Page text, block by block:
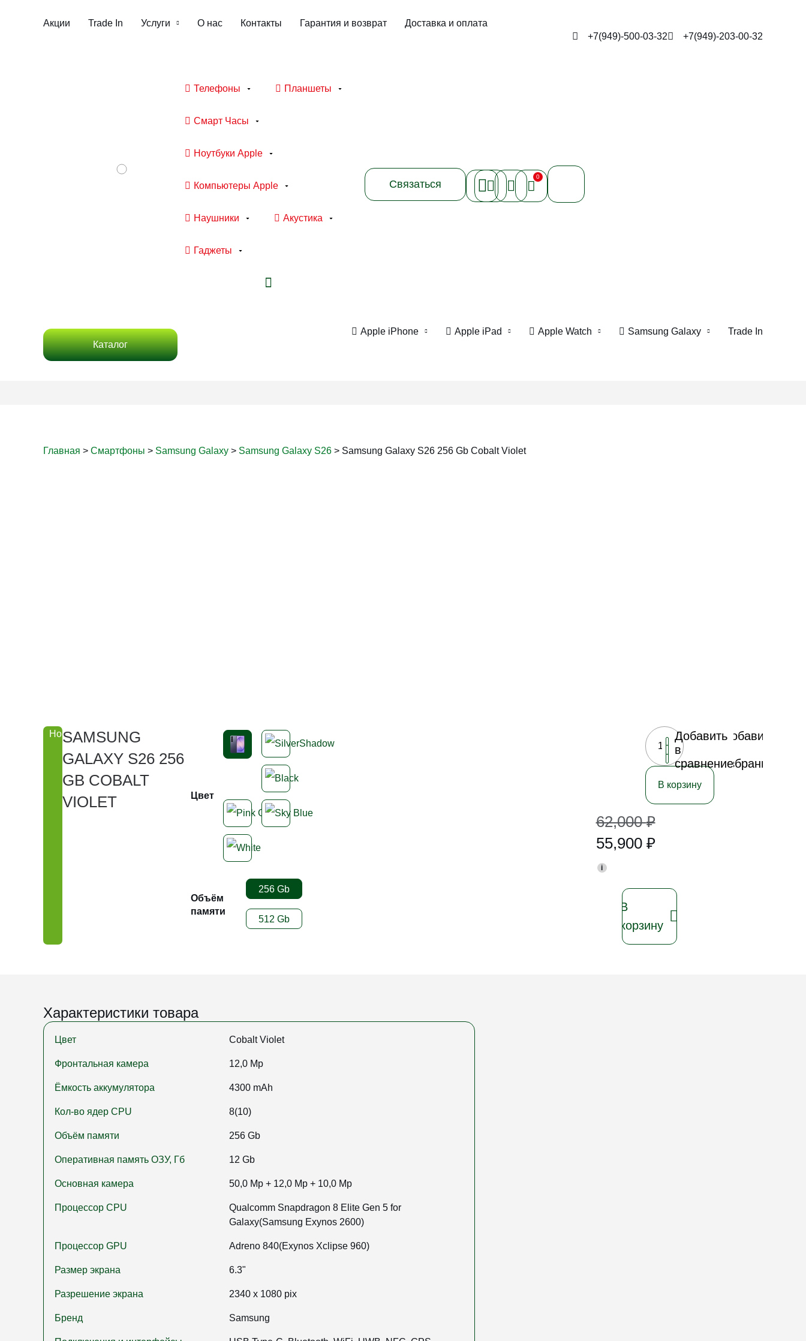
Акции Trade In Услуги О нас Контакты Гарантия и возврат
Доставка и оплата
+7(949)-500-03-32
+7(949)-203-00-32
Телефоны Планшеты
Смарт Часы
Ноутбуки Apple
Компьютеры Apple
Наушники Акустика
Гаджеты
Связаться
0
Каталог
Apple iPhone Apple iPad Apple Watch Samsung Galaxy Trade In
Главная > Смартфоны > Samsung Galaxy > Samsung Galaxy S26 > Samsung Galaxy S26 256 Gb Cobalt Violet
Новинка
SAMSUNG
GALAXY S26 256
GB COBALT
VIOLET
Цвет
Объём
памяти
256 Gb
512 Gb
62,000₽
55,900 ₽
i
В
корзину
В корзину
Добавить
в
сравнение
Добавить
избранное
Характеристики товара
Цвет Cobalt Violet
Фронтальная камера 12,0 Mp
Ёмкость аккумулятора 4300 mAh
Кол-во ядер CPU 8(10)
Объём памяти 256 Gb
Оперативная память ОЗУ, Гб 12 Gb
Основная камера 50,0 Mp + 12,0 Mp + 10,0 Mp
Процессор CPU
Qualcomm Snapdragon 8 Elite Gen 5 for
Galaxy(Samsung Exynos 2600)
Процессор GPU Adreno 840(Exynos Xclipse 960)
Размер экрана 6.3"
Разрешение экрана 2340 x 1080 pix
Бренд Samsung